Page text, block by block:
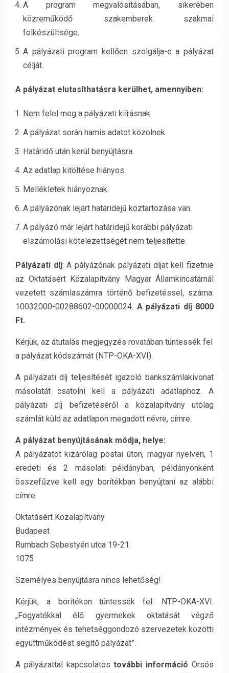
A program megvalósításában, sikerében
közreműködő szakemberek szakmai
felkészültsége.
A pályázati program kellően szolgálja-e a pályázat
célját.
A pályázat elutasíthatásra kerülhet, amennyiben:
Nem felel meg a pályázati kiírásnak.
A pályázat során hamis adatot közölnek.
Határidő után kerül benyújtásra.
Az adatlap kitöltése hiányos.
Mellékletek hiányoznak.
A pályázónak lejárt határidejű köztartozása van.
A pályázó már lejárt határidejű korábbi pályázati
elszámolási kötelezettségét nem teljesítette.
Pályázati díj: A pályázónak pályázati díjat kell fizetnie
az Oktatásért Közalapítvány Magyar Államkincstárnál
vezetett számlaszámra történő befizetéssel, száma:
10032000-00288602-00000024. A pályázati díj 8000
Ft.
Kérjük, az átutalás megjegyzés rovatában tüntessék fel
a pályázat kódszámát (NTP-OKA-XVI).
A pályázati díj teljesítését igazoló bankszámlakivonat
másolatát csatolni kell a pályázati adatlaphoz. A
pályázati díj befizetéséről a közalapítvány utólag
számlát küld az adatlapon megadott névre, címre.
A pályázat benyújtásának módja, helye:
A pályázatot kizárólag postai úton, magyar nyelven, 1
eredeti és 2 másolati példányban, példányonként
összefűzve kell egy borítékban benyújtani az alábbi
címre:
Oktatásért Közalapítvány
Budapest
Rumbach Sebestyén utca 19-21.
1075
Személyes benyújtásra nincs lehetőség!
Kérjük, a borítékon tüntessék fel: NTP-OKA-XVI.
„Fogyatékkal élő gyermekek oktatását végző
intézmények és tehetséggondozó szervezetek közötti
együttműködést segítő pályázat”.
A pályázattal kapcsolatostovábbi információ Orsós